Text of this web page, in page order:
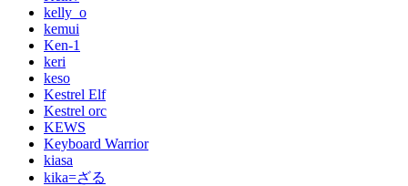
kelly_o
kemui
Ken-1
keri
keso
Kestrel Elf
Kestrel orc
KEWS
Keyboard Warrior
kiasa
kika=ざる